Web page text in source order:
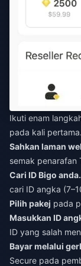
Ikuti enam
pada kali
Sahkan laman
semak penarafan
Cari ID Bigo anda.
cari ID angka
Pilih pakej pada
Masukkan ID
ID yang salah
Bayar melalui
Secure pada